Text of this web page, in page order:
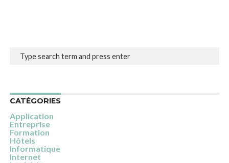
CATÉGORIES
Application
Entreprise
Formation
Hôtels
Informatique
Internet